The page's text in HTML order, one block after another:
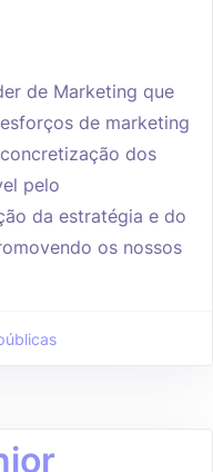
de Marketing que
de marketing
dos
pelo
da estratégia e do
os nossos